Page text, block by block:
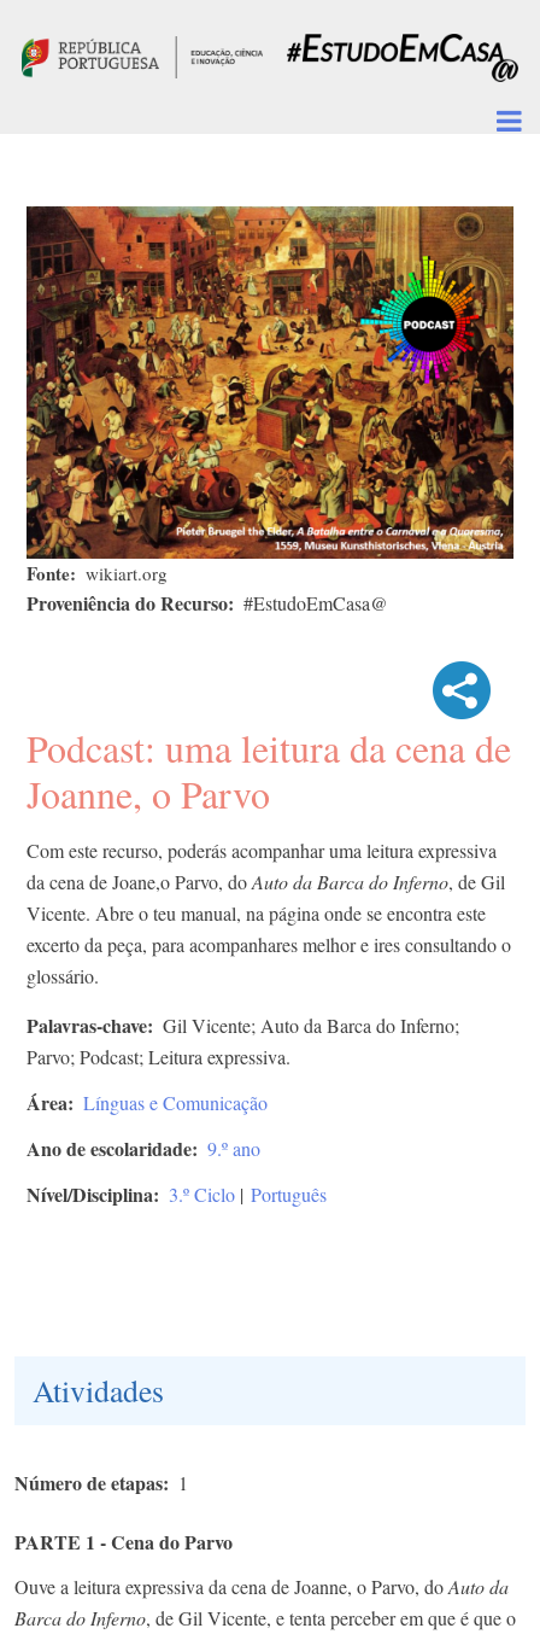
Fonte wikiart.org
Proveniência do Recurso #EstudoEmCasa@
Podcast: uma leitura da cena de
Joanne, o Parvo
Com este recurso, poderás acompanhar uma leitura expressiva
da cena de Joane,o Parvo, doAuto da Barca do Inferno, de Gil
Vicente. Abre o teu manual, na página onde se encontra este
excerto da peça, para acompanhares melhor e ires consultando o
glossário.
Palavras-chave
Gil Vicente; Auto da Barca do Inferno;
Parvo; Podcast; Leitura expressiva.
Área Línguas e Comunicação
Ano de escolaridade 9.º ano
Nível/Disciplina 3.º Ciclo | Português
Atividades
Número de etapas 1
PARTE 1 - Cena do Parvo
Ouve a leitura expressiva da cena de Joanne, o Parvo, doAuto da
Barca do Inferno, de Gil Vicente, e tenta perceber em que é que o